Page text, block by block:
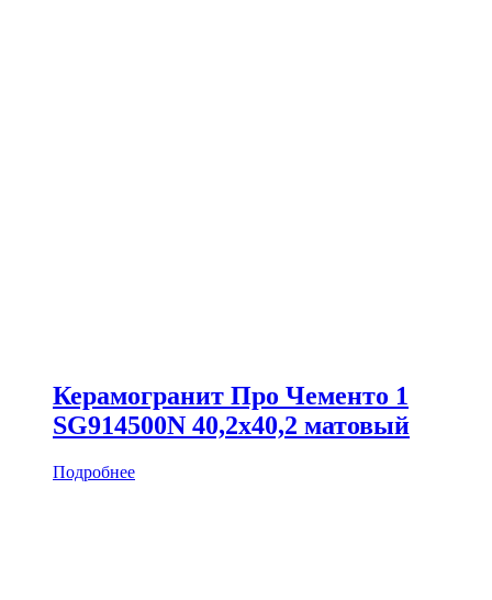
Керамогранит Про Чементо 1
SG914500N 40,2х40,2 матовый
Подробнее